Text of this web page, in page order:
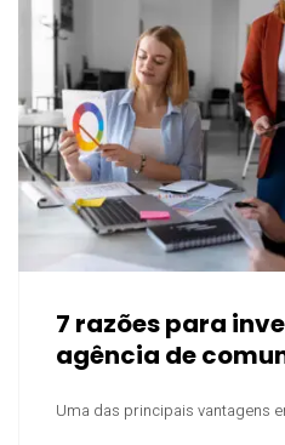
7 razões para
agência de
Uma das principais vantagens